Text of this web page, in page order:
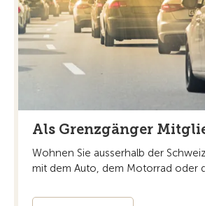
Als Grenzgänger
Wohnen Sie ausserhalb der
mit dem Auto, dem Motorrad oder